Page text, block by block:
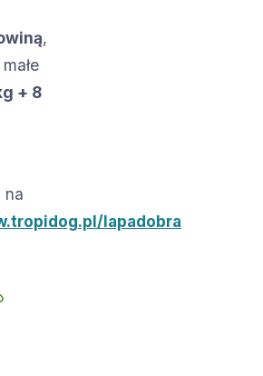
,
+ 8
na
lapadobra